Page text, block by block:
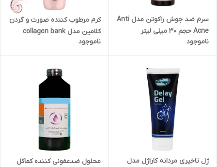
سرم ضد جوش راکوتن مدل Anti
Acne حجم 30 میلی لیتر
ناموجود
کرم مرطوب کننده صورت و گردن
کلامین مدل collagen bank
میلی لیتر
ناموجود
ژل تاخیری مردانه کاراژل مدل
محلول ضدعفونی کننده کماکل